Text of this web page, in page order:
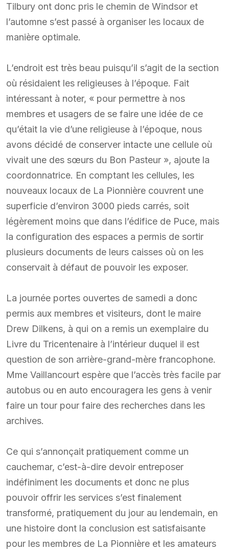
Tilbury ont donc pris le chemin de Windsor et
l’automne s’est passé à organiser les locaux de
manière optimale.
L’endroit est très beau puisqu’il s’agit de la section
où résidaient les religieuses à l’époque. Fait
intéressant à noter, « pour permettre à nos
membres et usagers de se faire une idée de ce
qu’était la vie d’une religieuse à l’époque, nous
avons décidé de conserver intacte une cellule où
vivait une des sœurs du Bon Pasteur », ajoute la
coordonnatrice. En comptant les cellules, les
nouveaux locaux de La Pionnière couvrent une
superficie d’environ 3000 pieds carrés, soit
légèrement moins que dans l’édifice de Puce, mais
la configuration des espaces a permis de sortir
plusieurs documents de leurs caisses où on les
conservait à défaut de pouvoir les exposer.
La journée portes ouvertes de samedi a donc
permis aux membres et visiteurs, dont le maire
Drew Dilkens, à qui on a remis un exemplaire du
Livre du Tricentenaire à l’intérieur duquel il est
question de son arrière-grand-mère francophone.
Mme Vaillancourt espère que l’accès très facile par
autobus ou en auto encouragera les gens à venir
faire un tour pour faire des recherches dans les
archives.
Ce qui s’annonçait pratiquement comme un
cauchemar, c’est-à-dire devoir entreposer
indéfiniment les documents et donc ne plus
pouvoir offrir les services s’est finalement
transformé, pratiquement du jour au lendemain, en
une histoire dont la conclusion est satisfaisante
pour les membres de La Pionnière et les amateurs